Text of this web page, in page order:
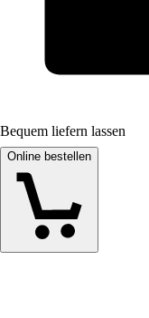
Bequem liefern lassen
Online bestellen